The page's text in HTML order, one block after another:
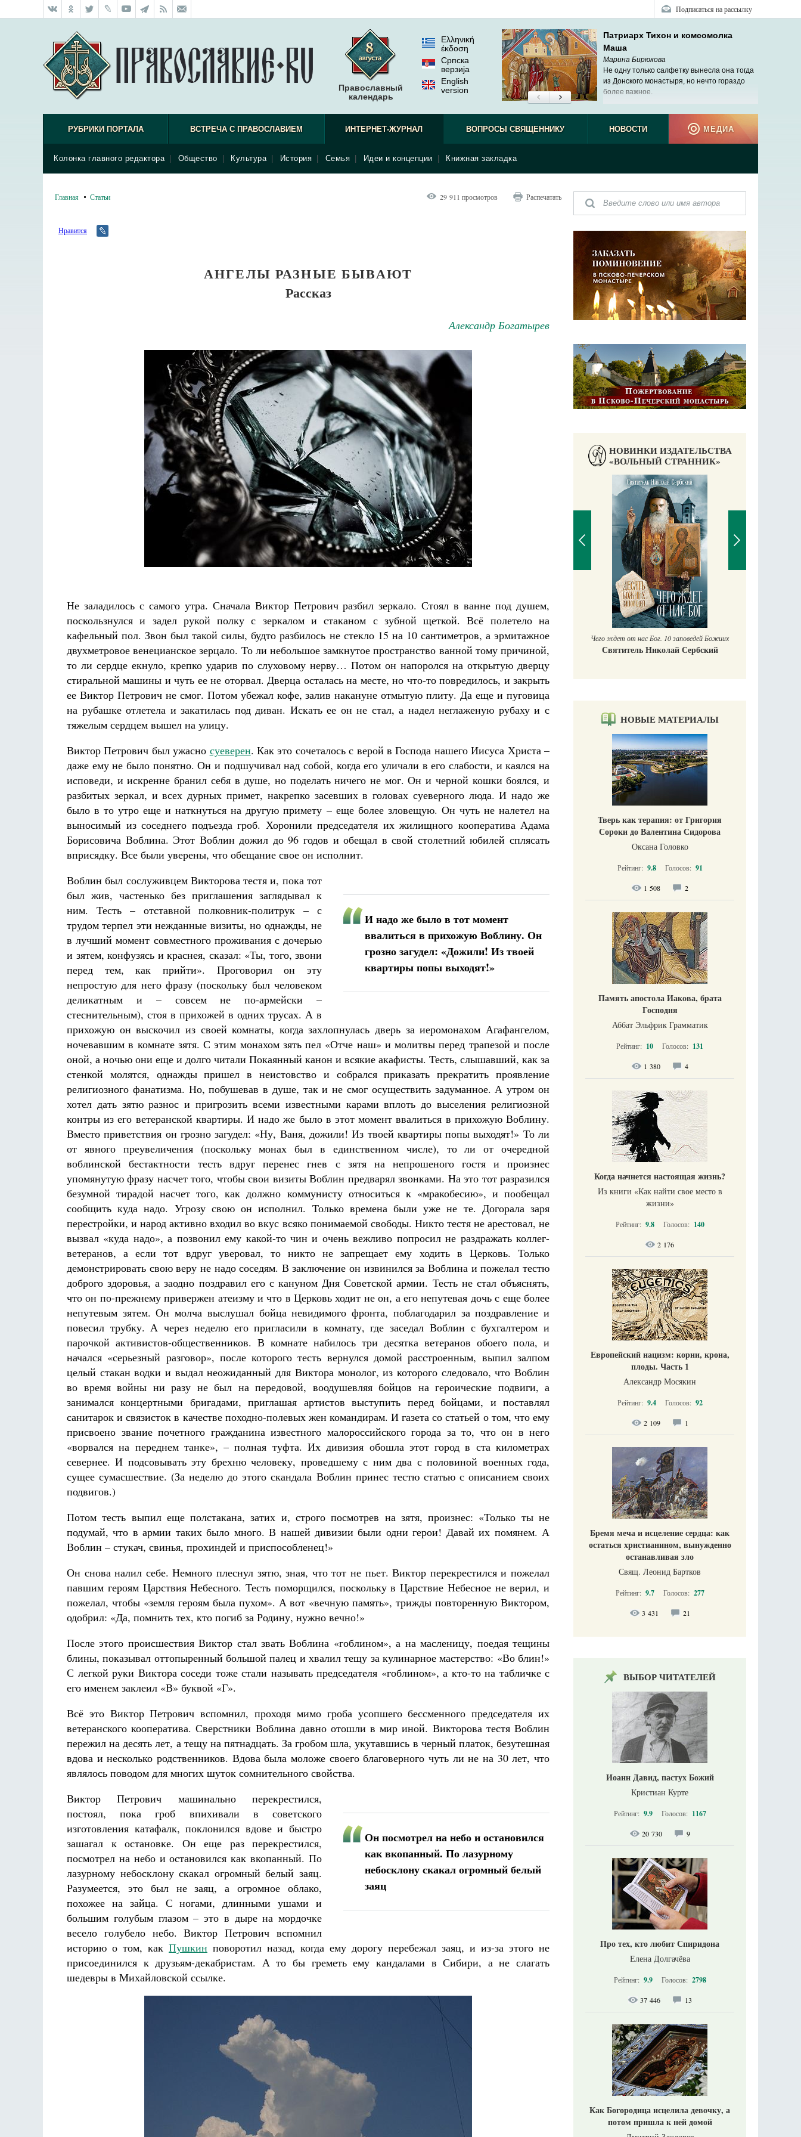
Подписаться на рассылку
Православный
календарь
Ελληνική
έκδοση
Српска
верзиjа
English
version
Патриарх Тихон и комсомолка
Маша
Марина Бирюкова
Не одну только салфетку вынесла она тогда
из Донского монастыря, но нечто гораздо
более важное.
РУБРИКИ ПОРТАЛА ВСТРЕЧА С ПРАВОСЛАВИЕМ ИНТЕРНЕТ-ЖУРНАЛ
Колонка главного редактора Общество Культура История Семья Идеи и концепции Книжная закладка
ВОПРОСЫ СВЯЩЕННИКУ НОВОСТИ МЕДИА
Главная Статьи 29 911 просмотров Распечатать
Нравится
АНГЕЛЫ РАЗНЫЕ БЫВАЮТ
Рассказ
Александр Богатырев
Не заладилось с самого утра. Сначала Виктор Петрович разбил зеркало. Стоял в ванне под душем,
поскользнулся и задел рукой полку с зеркалом и стаканом с зубной щеткой. Всё полетело на
кафельный пол. Звон был такой силы, будто разбилось не стекло 15 на 10 сантиметров, а эрмитажное
двухметровое венецианское зерцало. То ли небольшое замкнутое пространство ванной тому причиной,
то ли сердце екнуло, крепко ударив по слуховому нерву… Потом он напоролся на открытую дверцу
стиральной машины и чуть ее не оторвал. Дверца осталась на месте, но что-то повредилось, и закрыть
ее Виктор Петрович не смог. Потом убежал кофе, залив накануне отмытую плиту. Да еще и пуговица
на рубашке отлетела и закатилась под диван. Искать ее он не стал, а надел неглаженую рубаху и с
тяжелым сердцем вышел на улицу.
Виктор Петрович был ужасно суеверен. Как это сочеталось с верой в Господа нашего Иисуса Христа –
даже ему не было понятно. Он и подшучивал над собой, когда его уличали в его слабости, и каялся на
исповеди, и искренне бранил себя в душе, но поделать ничего не мог. Он и черной кошки боялся, и
разбитых зеркал, и всех дурных примет, накрепко засевших в головах суеверного люда. И надо же
было в то утро еще и наткнуться на другую примету – еще более зловещую. Он чуть не налетел на
выносимый из соседнего подъезда гроб. Хоронили председателя их жилищного кооператива Адама
Борисовича Воблина. Этот Воблин дожил до 96 годов и обещал в свой столетний юбилей сплясать
вприсядку. Все были уверены, что обещание свое он исполнит.
И надо же было в тот момент
ввалиться в прихожую Воблину. Он
грозно загудел: «Дожили! Из твоей
квартиры попы выходят!»
Воблин был сослуживцем Викторова тестя и, пока тот
был жив, частенько без приглашения заглядывал к
ним. Тесть – отставной полковник-политрук – с
трудом терпел эти нежданные визиты, но однажды, не
в лучший момент совместного проживания с дочерью
и зятем, конфузясь и краснея, сказал: «Ты, того, звони
перед тем, как прийти». Проговорил он эту
непростую для него фразу (поскольку был человеком
деликатным и – совсем не по-армейски –
стеснительным), стоя в прихожей в одних трусах. А в
прихожую он выскочил из своей комнаты, когда захлопнулась дверь за иеромонахом Агафангелом,
ночевавшим в комнате зятя. С этим монахом зять пел «Отче наш» и молитвы перед трапезой и после
оной, а ночью они еще и долго читали Покаянный канон и всякие акафисты. Тесть, слышавший, как за
стенкой молятся, однажды пришел в неистовство и собрался приказать прекратить проявление
религиозного фанатизма. Но, побушевав в душе, так и не смог осуществить задуманное. А утром он
хотел дать зятю разнос и пригрозить всеми известными карами вплоть до выселения религиозной
контры из его ветеранской квартиры. И надо же было в этот момент ввалиться в прихожую Воблину.
Вместо приветствия он грозно загудел: «Ну, Ваня, дожили! Из твоей квартиры попы выходят!» То ли
от явного преувеличения (поскольку монах был в единственном числе), то ли от очередной
воблинской бестактности тесть вдруг перенес гнев с зятя на непрошеного гостя и произнес
упомянутую фразу насчет того, чтобы свои визиты Воблин предварял звонками. На это тот разразился
безумной тирадой насчет того, как должно коммунисту относиться к «мракобесию», и пообещал
сообщить куда надо. Угрозу свою он исполнил. Только времена были уже не те. Догорала заря
перестройки, и народ активно входил во вкус всяко понимаемой свободы. Никто тестя не арестовал, не
вызвал «куда надо», а позвонил ему какой-то чин и очень вежливо попросил не раздражать коллег-
ветеранов, а если тот вдруг уверовал, то никто не запрещает ему ходить в Церковь. Только
демонстрировать свою веру не надо соседям. В заключение он извинился за Воблина и пожелал тестю
доброго здоровья, а заодно поздравил его с кануном Дня Советской армии. Тесть не стал объяснять,
что он по-прежнему привержен атеизму и что в Церковь ходит не он, а его непутевая дочь с еще более
непутевым зятем. Он молча выслушал бойца невидимого фронта, поблагодарил за поздравление и
повесил трубку. А через неделю его пригласили в комнату, где заседал Воблин с бухгалтером и
парочкой активистов-общественников. В комнате набилось три десятка ветеранов обоего пола, и
начался «серьезный разговор», после которого тесть вернулся домой расстроенным, выпил залпом
целый стакан водки и выдал неожиданный для Виктора монолог, из которого следовало, что Воблин
во время войны ни разу не был на передовой, воодушевляя бойцов на героические подвиги, а
занимался концертными бригадами, приглашая артистов выступить перед бойцами, и поставлял
санитарок и связисток в качестве походно-полевых жен командирам. И газета со статьей о том, что ему
присвоено звание почетного гражданина известного малороссийского города за то, что он в него
«ворвался на переднем танке», – полная туфта. Их дивизия обошла этот город в ста километрах
севернее. И подсовывать эту брехню человеку, проведшему с ним два с половиной военных года,
сущее сумасшествие. (За неделю до этого скандала Воблин принес тестю статью с описанием своих
подвигов.)
Потом тесть выпил еще полстакана, затих и, строго посмотрев на зятя, произнес: «Только ты не
подумай, что в армии таких было много. В нашей дивизии были одни герои! Давай их помянем. А
Воблин – стукач, свинья, прохиндей и приспособленец!»
Он снова налил себе. Немного плеснул зятю, зная, что тот не пьет. Виктор перекрестился и пожелал
павшим героям Царствия Небесного. Тесть поморщился, поскольку в Царствие Небесное не верил, и
пожелал, чтобы «земля героям была пухом». А вот «вечную память», трижды повторенную Виктором,
одобрил: «Да, помнить тех, кто погиб за Родину, нужно вечно!»
После этого происшествия Виктор стал звать Воблина «гоблином», а на масленицу, поедая тещины
блины, показывал оттопыренный большой палец и хвалил тещу за кулинарное мастерство: «Во блин!»
С легкой руки Виктора соседи тоже стали называть председателя «гоблином», а кто-то на табличке с
его именем заклеил «В» буквой «Г».
Всё это Виктор Петрович вспомнил, проходя мимо гроба усопшего бессменного председателя их
ветеранского кооператива. Сверстники Воблина давно отошли в мир иной. Викторова тестя Воблин
пережил на десять лет, а тещу на пятнадцать. За гробом шла, укутавшись в черный платок, безутешная
вдова и несколько родственников. Вдова была моложе своего благоверного чуть ли не на 30 лет, что
являлось поводом для многих шуток сомнительного свойства.
Он посмотрел на небо и остановился
как вкопанный. По лазурному
небосклону скакал огромный белый
заяц
Виктор Петрович машинально перекрестился,
постоял, пока гроб впихивали в советского
изготовления катафалк, поклонился вдове и быстро
зашагал к остановке. Он еще раз перекрестился,
посмотрел на небо и остановился как вкопанный. По
лазурному небосклону скакал огромный белый заяц.
Разумеется, это был не заяц, а огромное облако,
похожее на зайца. С ногами, длинными ушами и
большим голубым глазом – это в дыре на мордочке
весело голубело небо. Виктор Петрович вспомнил
историю о том, как Пушкин поворотил назад, когда ему дорогу перебежал заяц, и из-за этого не
присоединился к друзьям-декабристам. А то бы греметь ему кандалами в Сибири, а не слагать
шедевры в Михайловской ссылке.
НОВИНКИ ИЗДАТЕЛЬСТВА
«ВОЛЬНЫЙ СТРАННИК»
Разлуки не будет
Фредерика де Грааф Как найти своё место в жизни
Кирилл Мурышев
Великомученик Георгий Победоносец. Научись у
святого
Роман Котов Чего ждет от нас Бог. 10 заповедей Божиих
Святитель Николай Сербский
НОВЫЕ МАТЕРИАЛЫ
Тверь как терапия: от Григория
Сороки до Валентина Сидорова
Оксана Головко
Рейтинг: 9.8 Голосов: 91
1 508 2
Память апостола Иакова, брата
Господня
Аббат Эльфрик Грамматик
Рейтинг: 10 Голосов: 131
1 380 4
Когда начнется настоящая жизнь?
Из книги «Как найти свое место в
жизни​»
Рейтинг: 9.8 Голосов: 140
2 176
Европейский нацизм: корни, крона,
плоды. Часть 1
Александр Мосякин
Рейтинг: 9.4 Голосов: 92
2 109 1
Бремя меча и исцеление сердца: как
остаться христианином, вынужденно
останавливая зло
Свящ. Леонид Бартков
Рейтинг: 9.7 Голосов: 277
3 431 21
ВЫБОР ЧИТАТЕЛЕЙ
Иоанн Давид, пастух Божий
Кристиан Курте
Рейтинг: 9.9 Голосов: 1167
20 730 9
Про тех, кто любит Спиридона
Елена Долгачёва
Рейтинг: 9.9 Голосов: 2798
37 446 13
Как Богородица исцелила девочку, а
потом пришла к ней домой